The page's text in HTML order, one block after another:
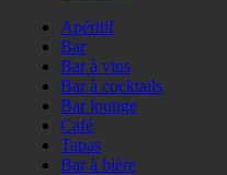
Apéritif
Bar
Bar à vins
Bar à cocktails
Bar lounge
Café
Tapas
Bar à bière